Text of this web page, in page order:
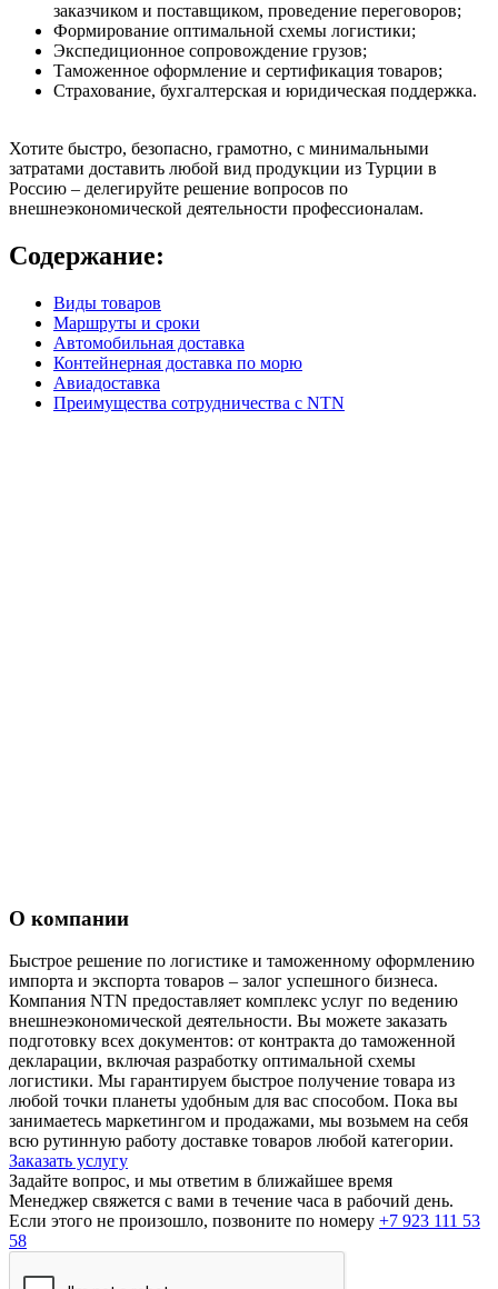
заказчиком и поставщиком, проведение переговоров;
Формирование оптимальной схемы логистики;
Экспедиционное сопровождение грузов;
Таможенное оформление и сертификация товаров;
Страхование, бухгалтерская и юридическая поддержка.
Хотите быстро, безопасно, грамотно, с минимальными
затратами доставить любой вид продукции из Турции в
Россию – делегируйте решение вопросов по
внешнеэкономической деятельности профессионалам.
Содержание:
Виды товаров
Маршруты и сроки
Автомобильная доставка
Контейнерная доставка по морю
Авиадоставка
Преимущества сотрудничества с NTN
О компании
Быстрое решение по логистике и таможенному оформлению
импорта и экспорта товаров – залог успешного бизнеса.
Компания NTN предоставляет комплекс услуг по ведению
внешнеэкономической деятельности. Вы можете заказать
подготовку всех документов: от контракта до таможенной
декларации, включая разработку оптимальной схемы
логистики. Мы гарантируем быстрое получение товара из
любой точки планеты удобным для вас способом. Пока вы
занимаетесь маркетингом и продажами, мы возьмем на себя
всю рутинную работу доставке товаров любой категории.
Заказать услугу
Задайте вопрос, и мы ответим в ближайшее время
Менеджер свяжется с вами в течение часа в рабочий день.
Если этого не произошло, позвоните по номеру +7 923 111 53
58